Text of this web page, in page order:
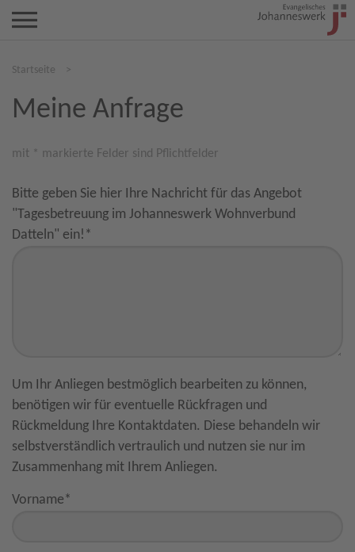
Startseite >
Meine Anfrage
mit * markierte Felder sind Pflichtfelder
Bitte geben Sie hier Ihre Nachricht für das Angebot
"Tagesbetreuung im Johanneswerk Wohnverbund
Datteln" ein! *
Um Ihr Anliegen bestmöglich bearbeiten zu können,
benötigen wir für eventuelle Rückfragen und
Rückmeldung Ihre Kontaktdaten. Diese behandeln wir
selbstverständlich vertraulich und nutzen sie nur im
Zusammenhang mit Ihrem Anliegen.
Vorname*